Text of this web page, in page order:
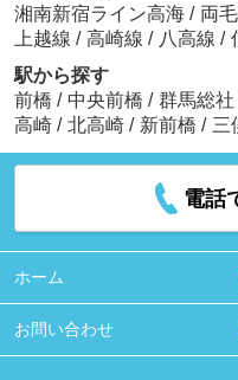
湘南新宿ライン高海 / 両
上越線 / 高崎線 / 八高線 /
駅から探す
前橋 / 中央前橋 / 群馬総社
高崎 / 北高崎 / 新前橋 / 三
電話
ホーム
お問い合わせ